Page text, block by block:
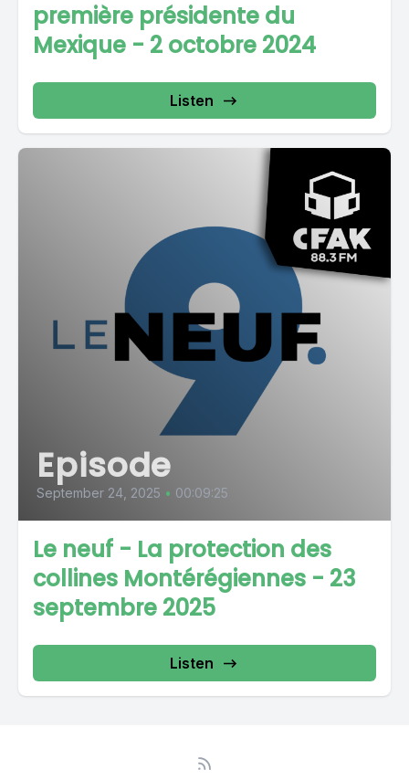
première présidente du
Mexique - 2 octobre 2024
Listen
Episode
September 24, 2025 • 00:09:25
Le neuf - La protection des
collines Montérégiennes - 23
septembre 2025
Listen